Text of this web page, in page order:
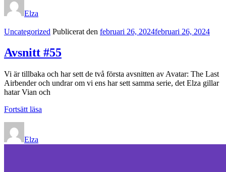
Elza
Kategorilänkar
Uncategorized Publicerat den februari 26, 2024februari 26, 2024
Avsnitt #55
Vi är tillbaka och har sett de två första avsnitten av Avatar: The Last
Airbender och undrar om vi ens har sett samma serie, det Elza gillar
hatar Vian och
Fortsätt läsa
Elza